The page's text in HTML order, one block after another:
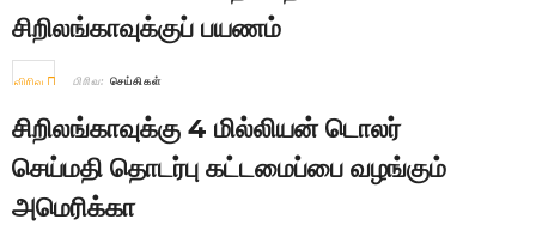
சிறிலங்காவுக்குப் பயணம்
விரிவு பிரிவு: செய்திகள்
சிறிலங்காவுக்கு 4 மில்லியன் டொலர்
செய்மதி தொடர்பு கட்டமைப்பை வழங்கும்
அமெரிக்கா